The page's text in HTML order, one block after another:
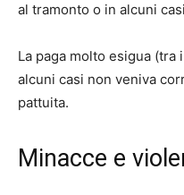
al tramonto o in alcuni
La paga molto esigua
alcuni casi non veniva
pattuita.
Minacce e